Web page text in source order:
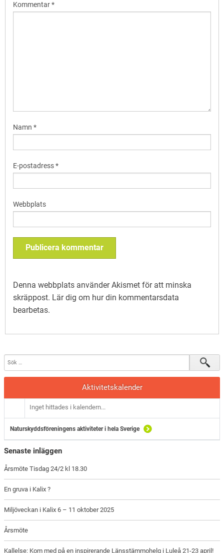
Kommentar*
Namn *
E-postadress*
Webbplats
Denna webbplats använder Akismet för att minska
skräppost. Lär dig om hur din kommentarsdata
bearbetas.
Aktivitetskalender
Inget hittades i kalendern...
Naturskyddsföreningens aktiviteter i hela Sverige
Senaste inläggen
Årsmöte Tisdag 24/2 kl 18.30
En gruva i Kalix ?
Miljöveckan i Kalix 6 – 11 oktober 2025
Årsmöte
Kallelse: Kom med på en inspirerande Länsstämmohelg i Luleå 21-23 april!